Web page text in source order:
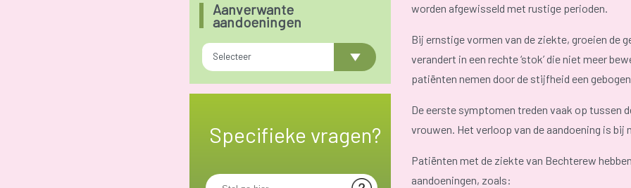
Aanverwante
aandoeningen
Selecteer
Specifieke vragen?
worden afgewisseld met rustige perioden.
Bij ernstige vormen van de ziekte, groeien de
verandert in een rechte ‘stok’ die niet meer
patiënten nemen door de stijfheid een
De eerste symptomen treden vaak op tussen
vrouwen. Het verloop van de aandoening is bij
Patiënten met de ziekte van Bechterew
aandoeningen, zoals: